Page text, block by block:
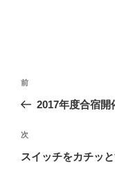
投
ナ
ビ
ゲ
過
去
投
前
2017年度合宿開
次
の
次
スイッチをカチッ